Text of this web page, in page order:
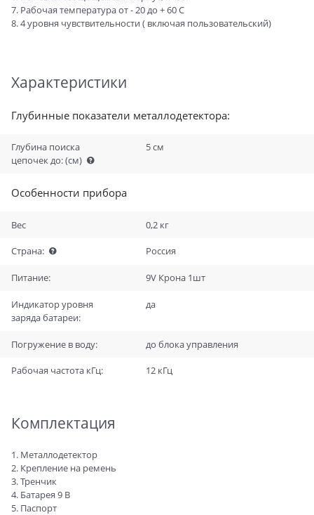
7. Рабочая температура от - 20 до + 60 С
8. 4 уровня чувствительности ( включая пользовательский)
Характеристики
Глубинные показатели металлодетектора:
Глубина поиска
цепочек до:(см)
5 см
Особенности прибора
Вес 0,2 кг
Страна: Россия
Питание: 9V Крона 1шт
Индикатор уровня
заряда батареи:
да
Погружение в воду: до блока управления
Рабочая частота кГц: 12 кГц
Комплектация
1. Металлодетектор
2. Крепление на ремень
3. Тренчик
4. Батарея 9 В
5. Паспорт